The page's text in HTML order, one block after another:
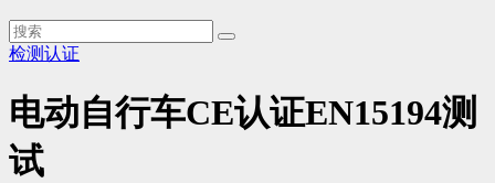
检测认证
电动自行车CE认证EN15194测
试